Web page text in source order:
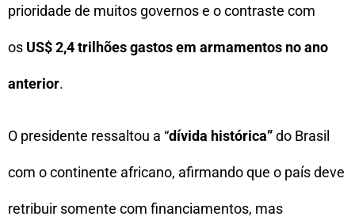
prioridade de muitos governos e o contraste com
os US$ 2,4 trilhões gastos em armamentos no ano
anterior.
O presidente ressaltou a “dívida histórica”do Brasil
com o continente africano, afirmando que o país deve
retribuir somente com financiamentos, mas